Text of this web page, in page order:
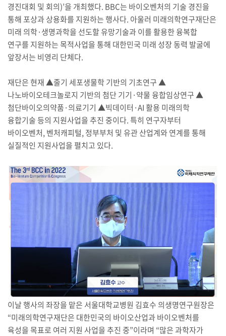
경진대회 및 회의)’을 개최했다. BBC는 바이오벤처의 기술 경진을
통해 포상과 상용화를 지원하는 행사다. 아울러 미래의학연구재단은
미래 의학·생명과학을 선도할 유망기술과 이를 활용한 융복합
연구를 지원하는 목적사업을 통해 대한민국 미래 성장 동력 발굴에
앞장서는 비영리 단체다.
재단은 현재 ▲줄기 세포생물학 기반의 기초연구 ▲
나노바이오테크놀로지 기반의 첨단 기기·약물 융합임상연구 ▲
첨단바이오의약품·의료기기 ▲빅데이터·AI 활용 미래의학
융합기술 등의 지원사업을 추진 중이다. 특히 연구자부터
바이오벤처, 벤처캐피털, 정부부처 및 유관 산업계와 연계를 통해
실질적인 지원사업을 펼치고 있다.
이날 행사의 좌장을 맡은 서울대학교병원 김효수 의생명연구원장은
“미래의학연구재단은 대한민국의 바이오산업과 바이오벤처를
육성을 목표로 여러 지원 사업을 추진 중”이라며 “많은 과학자가